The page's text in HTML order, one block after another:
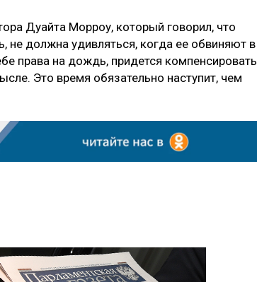
Дуайта Морроу, который говорил, что
не должна удивляться, когда ее обвиняют в
права на дождь, придется компенсировать
Это время обязательно наступит, чем